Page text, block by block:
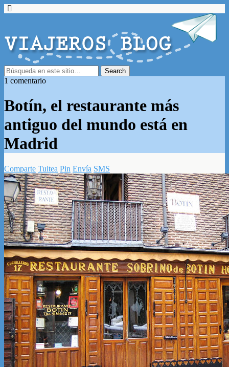
1 comentario
Botín, el restaurante más
antiguo del mundo está en
Madrid
Comparte Tuitea Pin Envía SMS